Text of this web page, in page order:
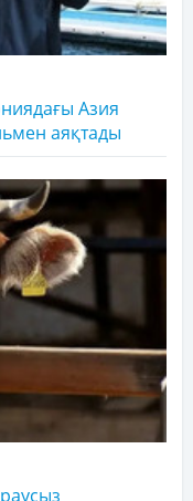
Азия
аяқтады